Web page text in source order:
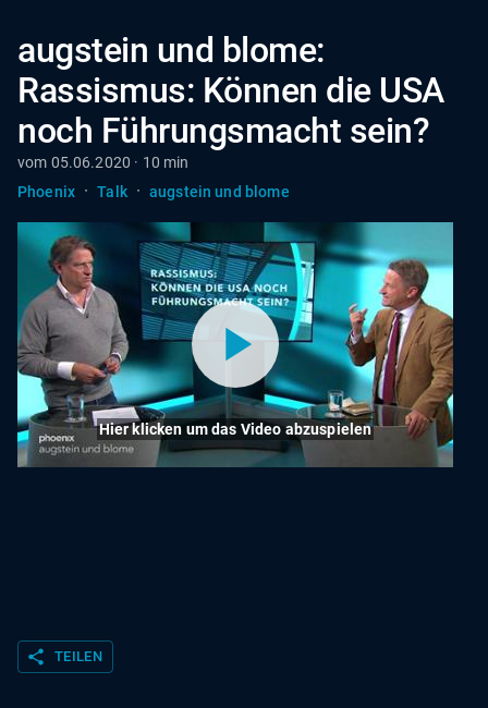
augstein und blome:
Rassismus: Können die USA
noch Führungsmacht sein?
vom 05.06.2020 · 10 min
Phoenix · Talk · augstein und blome
Hier klicken um das Video abzuspielen
share TEILEN